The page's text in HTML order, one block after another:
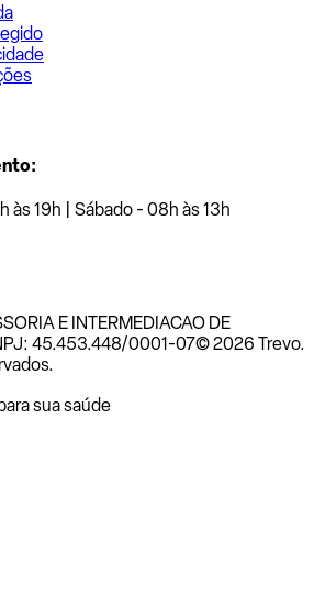
às 19h | Sábado - 08h às 13h
E INTERMEDIACAO DE
45.453.448/0001-07© 2026 Trevo.
sua saúde